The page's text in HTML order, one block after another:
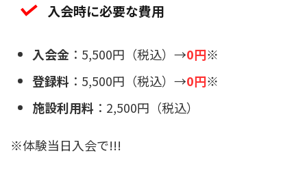
入会時に必要な費用
入会金 ：5,500円（税込）→0円※
登録料 ：5,500円（税込）→0円※
施設利用料 ：2,500円（税込）
※体験当日入会で!!!